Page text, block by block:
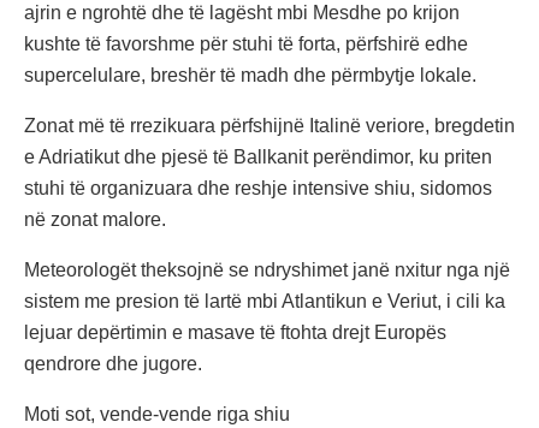
ajrin e ngrohtë dhe të lagësht mbi Mesdhe po krijon
kushte të favorshme për stuhi të forta, përfshirë edhe
supercelulare, breshër të madh dhe përmbytje lokale.
Zonat më të rrezikuara përfshijnë Italinë veriore, bregdetin
e Adriatikut dhe pjesë të Ballkanit perëndimor, ku priten
stuhi të organizuara dhe reshje intensive shiu, sidomos
në zonat malore.
Meteorologët theksojnë se ndryshimet janë nxitur nga një
sistem me presion të lartë mbi Atlantikun e Veriut, i cili ka
lejuar depërtimin e masave të ftohta drejt Europës
qendrore dhe jugore.
Moti sot, vende-vende riga shiu